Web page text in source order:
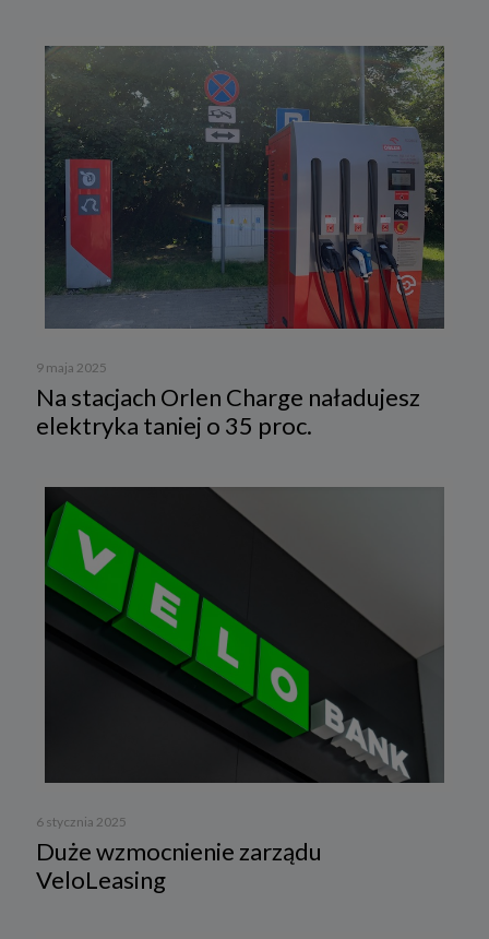
9 maja 2025
Na stacjach Orlen Charge naładujesz
elektryka taniej o 35 proc.
6 stycznia 2025
Duże wzmocnienie zarządu
VeloLeasing